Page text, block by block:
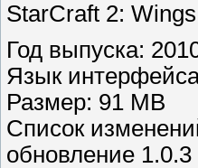
StarCraft 2:
Год выпуска:
Язык
Размер: 91 MB
Список
обновление 1.0.3